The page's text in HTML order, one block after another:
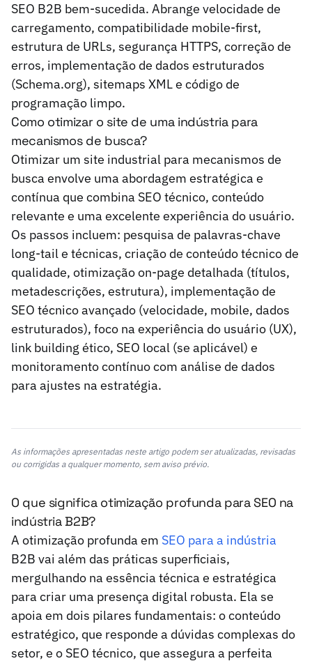
SEO B2B bem-sucedida. Abrange velocidade de
carregamento, compatibilidade mobile-first,
estrutura de URLs, segurança HTTPS, correção de
erros, implementação de dados estruturados
(Schema.org), sitemaps XML e código de
programação limpo.
Como otimizar o site de uma indústria para
mecanismos de busca?
Otimizar um site industrial para mecanismos de
busca envolve uma abordagem estratégica e
contínua que combina SEO técnico, conteúdo
relevante e uma excelente experiência do usuário.
Os passos incluem: pesquisa de palavras-chave
long-tail e técnicas, criação de conteúdo técnico de
qualidade, otimização on-page detalhada (títulos,
metadescrições, estrutura), implementação de
SEO técnico avançado (velocidade, mobile, dados
estruturados), foco na experiência do usuário (UX),
link building ético, SEO local (se aplicável) e
monitoramento contínuo com análise de dados
para ajustes na estratégia.
As informações apresentadas neste artigo podem ser atualizadas, revisadas
ou corrigidas a qualquer momento, sem aviso prévio.
O que significa otimização profunda para SEO na
indústria B2B?
A otimização profunda em SEO para a indústria
B2B vai além das práticas superficiais,
mergulhando na essência técnica e estratégica
para criar uma presença digital robusta. Ela se
apoia em dois pilares fundamentais: o conteúdo
estratégico, que responde a dúvidas complexas do
setor, e o SEO técnico, que assegura a perfeita